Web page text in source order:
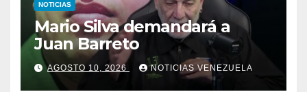
NOTICIAS
Mario Silva demandará a
Juan Barreto
AGOSTO 10, 2026 NOTICIAS VENEZUELA